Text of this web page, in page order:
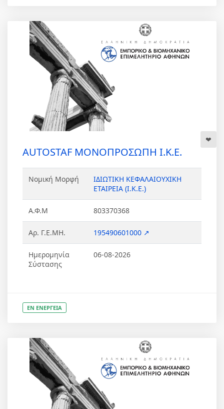
AUTOSTAF ΜΟΝΟΠΡΟΣΩΠΗ Ι.Κ.Ε.
Νομική Μορφή
ΙΔΙΩΤΙΚΗ ΚΕΦΑΛΑΙΟΥΧΙΚΗ
ΕΤΑΙΡΕΙΑ (Ι.Κ.Ε.)
Α.Φ.Μ 803370368
Αρ. Γ.Ε.ΜΗ. 195490601000 ↗
Ημερομηνία
Σύστασης
06-08-2026
ΕΝ ΕΝΕΡΓΕΙΑ